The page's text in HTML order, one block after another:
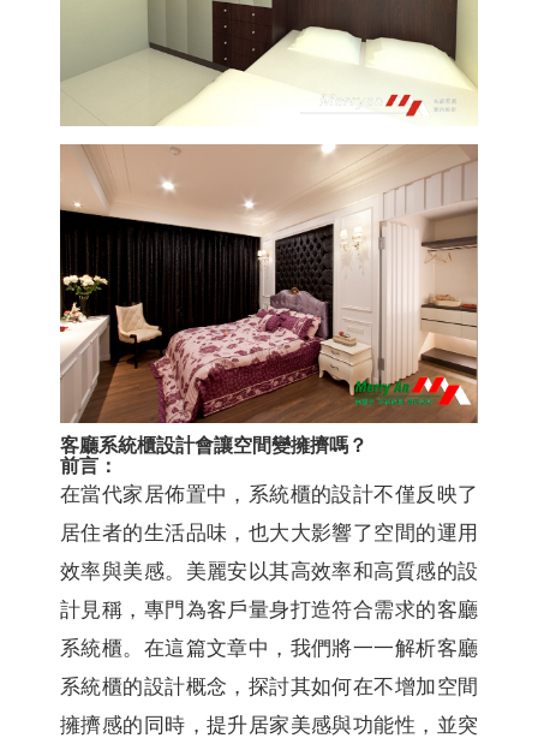
客廳系統櫃設計會讓空間變擁擠嗎？
前言：
在當代家居佈置中，系統櫃的設計不僅反映了
居住者的生活品味，也大大影響了空間的運用
效率與美感。美麗安以其高效率和高質感的設
計見稱，專門為客戶量身打造符合需求的客廳
系統櫃。在這篇文章中，我們將一一解析客廳
系統櫃的設計概念，探討其如何在不增加空間
擁擠感的同時，提升居家美感與功能性，並突